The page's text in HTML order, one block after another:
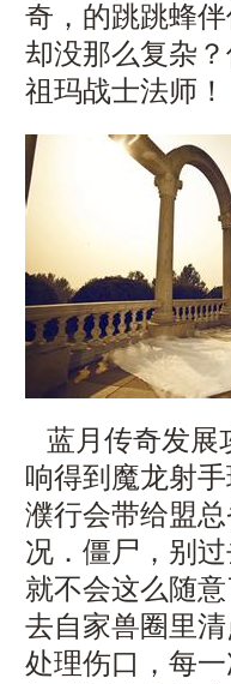
奇，的跳跳蜂
却没那么复杂
祖玛战士法师！
蓝月传奇发展
响得到魔龙射
濮行会带给盟
况．僵尸，别
就不会这么随
去自家兽圈里
处理伤口，每